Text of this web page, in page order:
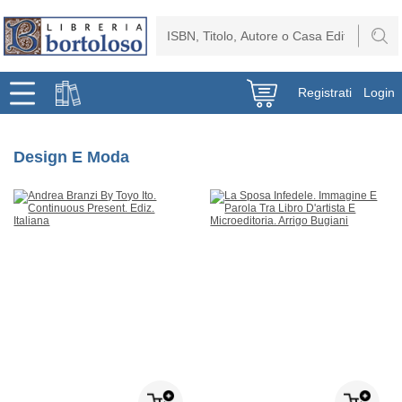
Registrati Login
Design E Moda